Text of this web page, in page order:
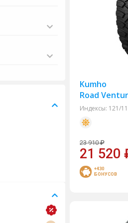
Kumho
Road
Индексы: 121/
23 910 ₽
21 520
+430
БОНУСОВ